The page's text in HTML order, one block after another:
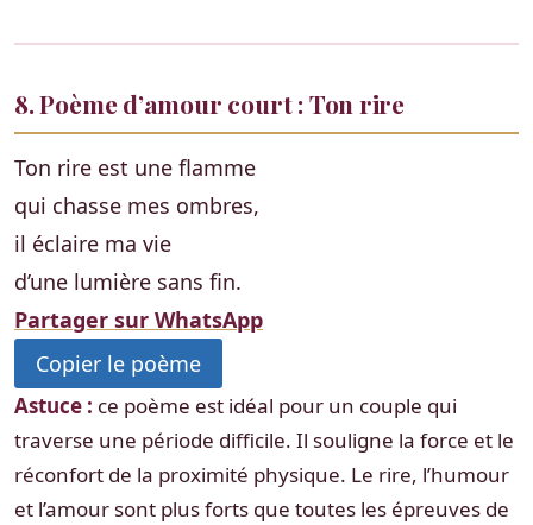
8. Poème d’amour court : Ton rire
Ton rire est une flamme
qui chasse mes ombres,
il éclaire ma vie
d’une lumière sans fin.
Partager sur WhatsApp
Copier le poème
Astuce : ce poème est idéal pour un couple qui
traverse une période difficile. Il souligne la force et le
réconfort de la proximité physique. Le rire, l’humour
et l’amour sont plus forts que toutes les épreuves de